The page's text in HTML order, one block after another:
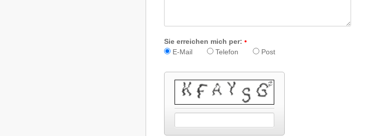
Sie erreichen mich per:
E-Mail
Telefon Post